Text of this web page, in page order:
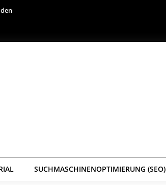
SUCHMASCHINENOPTIMIERUNG (SEO)